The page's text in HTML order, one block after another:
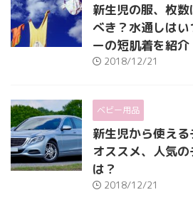
新生児の服、枚
べき？水通しは
ーの短肌着を紹介
2018/12/21
ベビー用品
新生児から使える
オススメ、人気
は？
2018/12/21